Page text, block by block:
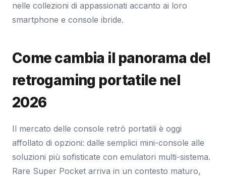
nelle collezioni di appassionati accanto ai loro
smartphone e console ibride.
Come cambia il panorama del
retrogaming portatile nel
2026
Il mercato delle console retrò portatili è oggi
affollato di opzioni: dalle semplici mini-console alle
soluzioni più sofisticate con emulatori multi-sistema.
Rare Super Pocket arriva in un contesto maturo,